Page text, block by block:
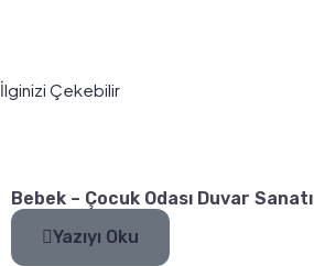
İlginizi Çekebilir
Bebek – Çocuk Odası Duvar Sanatı
Yazıyı Oku